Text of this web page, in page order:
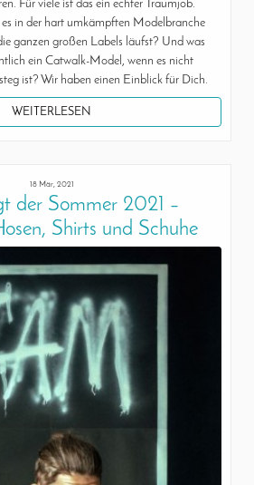
Für viele ist das ein echter Traumjob.
in der hart umkämpften Modelbranche
ganzen großen Labels läufst? Und was
ein Catwalk-Model, wenn es nicht
ist? Wir haben einen Einblick für Dich.
WEITERLESEN
18 Mär, 2021
der Sommer 2021 –
Shirts und Schuhe